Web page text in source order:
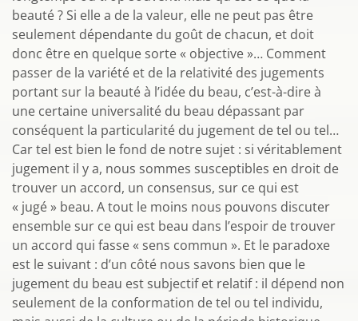
beauté ? Si elle a de la valeur, elle ne peut pas être
seulement dépendante du goût de chacun, et doit
donc être en quelque sorte « objective »… Comment
passer de la variété et de la relativité des jugements
portant sur la beauté à l’idée du beau, c’est-à-dire à
une certaine universalité du beau dépassant par
conséquent la particularité du jugement de tel ou tel…
Car tel est bien le fond de notre sujet : si véritablement
jugement il y a, nous sommes susceptibles en droit de
trouver un accord, un consensus, sur ce qui est
« jugé » beau. A tout le moins nous pouvons discuter
ensemble sur ce qui est beau dans l’espoir de trouver
un accord qui fasse « sens commun ». Et le paradoxe
est le suivant : d’un côté nous savons bien que le
jugement du beau est subjectif et relatif : il dépend non
seulement de la conformation de tel ou tel individu,